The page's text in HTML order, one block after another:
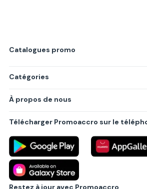
Catalogues promo
Catégories
Produits
Villes principales
À propos de nous
Politique de confidentialité
Règlements
Partenariat B2B
Blog
Contact
Télécharger Promoaccro sur le
Restez à jour avec Promoaccro